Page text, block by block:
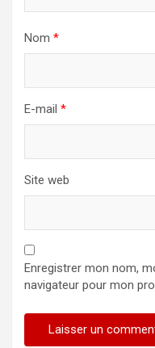
Nom *
E-mail *
Site web
Enregistrer mon nom,
navigateur pour mon